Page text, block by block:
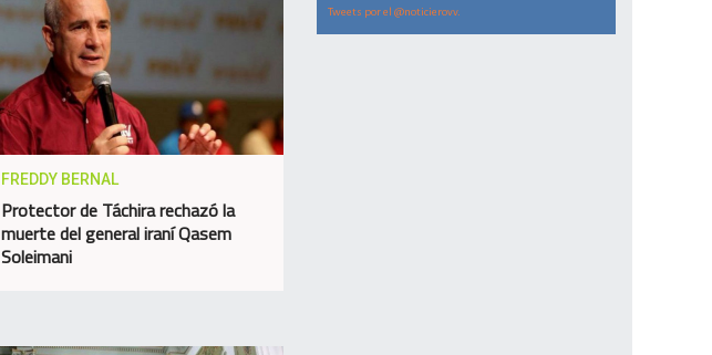
FREDDY BERNAL
Protector de Táchira rechazó la
muerte del general iraní Qasem
Soleimani
Tweets por el @noticierovv.